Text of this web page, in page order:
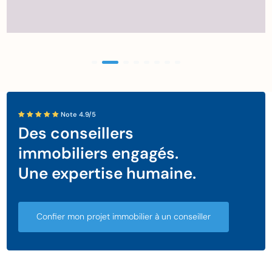
Note 4.9/5
Des conseillers
immobiliers engagés.
Une expertise humaine.
Confier mon projet immobilier à un conseiller